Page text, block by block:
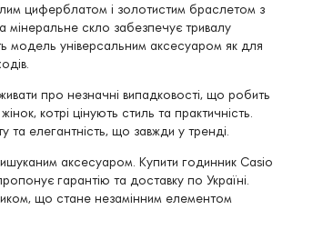
циферблатом і золотистим браслетом з
мінеральне скло забезпечує тривалу
модель універсальним аксесуаром як для
про незначні випадковості, що робить
котрі цінують стиль та практичність.
елегантність, що завжди у тренді.
аксесуаром. Купити годинник Casio
гарантію та доставку по Україні.
що стане незамінним елементом